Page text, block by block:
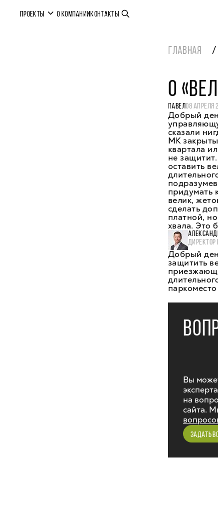
ПРОЕКТЫ О КОМПАНИИКОНТАКТЫ
ГЛАВНАЯ
О
ПАВЕЛ08 АПРЕЛЯ
Добрый
сказали
МК
квартала
не
оставить
придумать
велик,
сделать
платной,
хвала. Это
ДИРЕКТОР
Добрый
защитить
Вы
на
сайта.
ЗАДАТЬ